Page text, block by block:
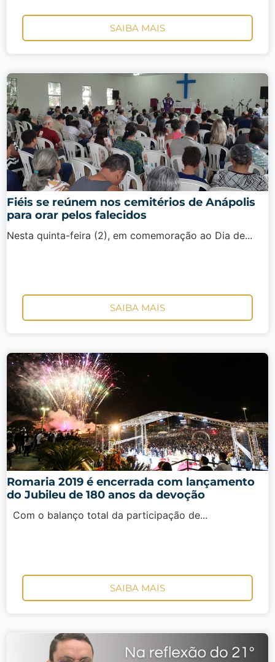
SAIBA MAIS
Fiéis se reúnem nos cemitérios de Anápolis
para orar pelos falecidos
Nesta quinta-feira (2), em comemoração ao Dia de...
SAIBA MAIS
Romaria 2019 é encerrada com lançamento
do Jubileu de 180 anos da devoção
Com o balanço total da participação de...
SAIBA MAIS